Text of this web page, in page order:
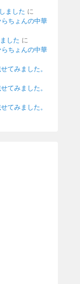
ました に
ちょんの中華
した に
ちょんの中華
てみました。
てみました。
てみました。